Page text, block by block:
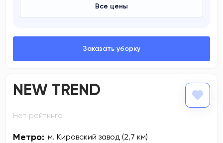
Все цены
NEW TREND
Нет рейтинга
Метро: м. Кировский завод (2,7 км)